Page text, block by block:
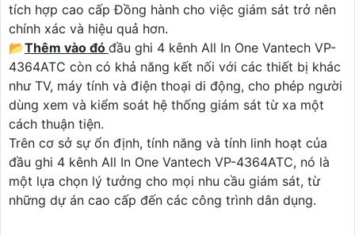
tích hợp cao cấp Đồng hành cho việc giám sát trở nên
chính xác và hiệu quả hơn.
📂Thêm vào đó đầu ghi 4 kênh All In One Vantech VP-
4364ATC còn có khả năng kết nối với các thiết bị khác
như TV, máy tính và điện thoại di động, cho phép người
dùng xem và kiểm soát hệ thống giám sát từ xa một
cách thuận tiện.
Trên cơ sở sự ổn định, tính năng và tính linh hoạt của
đầu ghi 4 kênh All In One Vantech VP-4364ATC, nó là
một lựa chọn lý tưởng cho mọi nhu cầu giám sát, từ
những dự án cao cấp đến các công trình dân dụng.